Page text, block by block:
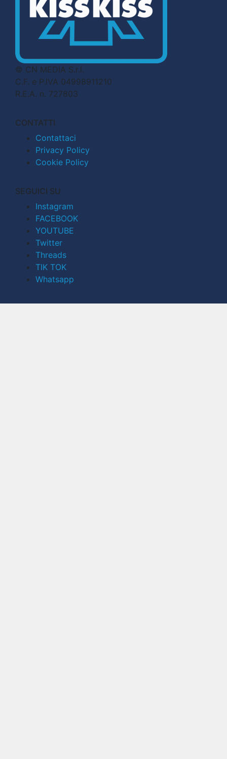
© CN MEDIA S.r.l.
C.F. e P.IVA 04998911210
R.E.A. n. 727803
CONTATTI
Contattaci
Privacy Policy
Cookie Policy
SEGUICI SU
Instagram
FACEBOOK
YOUTUBE
Twitter
Threads
TIK TOK
Whatsapp